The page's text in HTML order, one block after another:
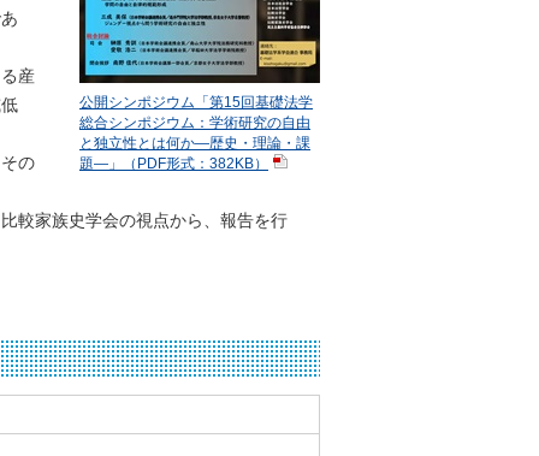
公開シンポジウム「第15回基礎法学
総合シンポジウム：学術研究の自由
と独立性とは何か―歴史・理論・課
題―」（PDF形式：382KB）
産
の
較家族史学会の視点から、報告を行